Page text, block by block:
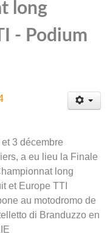
long
- Podium
et 3 décembre
a eu lieu la Finale
long
et Europe TTI
au motodromo de
di Branduzzo en